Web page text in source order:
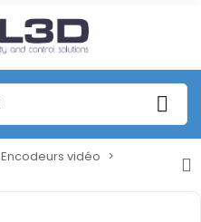
Encodeurs vidéo